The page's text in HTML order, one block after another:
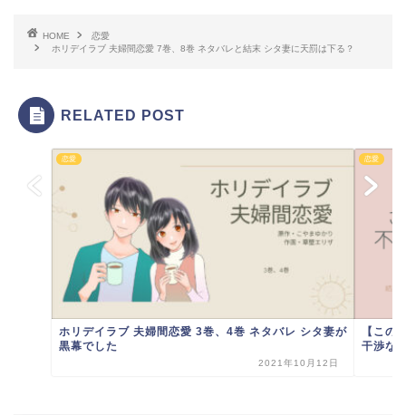
HOME
恋愛
ホリデイラブ 夫婦間恋愛 7巻、8巻 ネタバレと結末 シタ妻に天罰は下る？
RELATED POST
恋愛
ホリデイラブ 夫婦間恋愛 3巻、4巻 ネタバレ シタ妻が
黒幕でした
2021年10月12日
恋愛
【この
干渉な